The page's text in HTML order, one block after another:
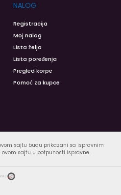
NALOG
Registracija
Moj nalog
Lista želja
Lista poređenja
Pregled korpe
Pomoć za kupce
sajtu budu prikazani sa ispravnim
sajtu u potpunosti ispravne.
|